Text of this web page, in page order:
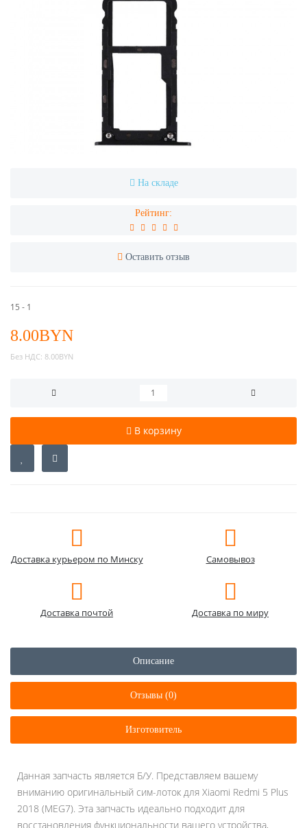
На складе
Рейтинг:
Оставить отзыв
15 - 1
8.00BYN
Без НДС: 8.00BYN
В корзину
Доставка курьером по Минску Самовывоз
Доставка почтой Доставка по миру
Описание
Отзывы (0)
Изготовитель
Данная запчасть является Б/У. Представляем вашему
вниманию оригинальный сим-лоток для Xiaomi Redmi 5 Plus
2018 (MEG7). Эта запчасть идеально подходит для
восстановления функциональности вашего устройства,